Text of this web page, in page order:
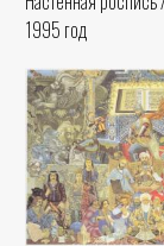
1995 год